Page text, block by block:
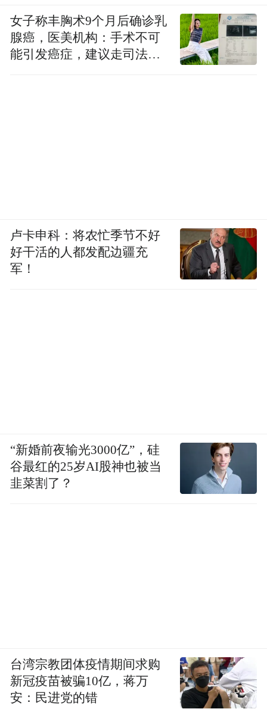
女子称丰胸术9个月后确诊乳
腺癌，医美机构：手术不可
能引发癌症，建议走司法途
卢卡申科：将农忙季节不好
好干活的人都发配边疆充
军！
“新婚前夜输光3000亿”，硅
谷最红的25岁AI股神也被当
韭菜割了？
台湾宗教团体疫情期间求购
新冠疫苗被骗10亿，蒋万
安：民进党的错